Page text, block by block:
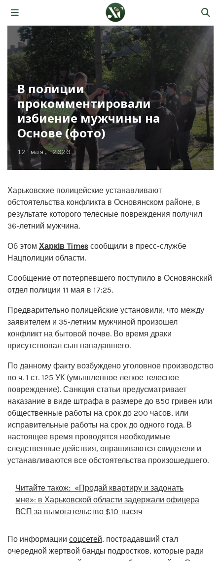
В полиции
прокомментировали
избиение мужчины на
Основе (фото)
12 мая, 2020
Харьковские полицейские устанавливают
обстоятельства конфликта в Основянском районе, в
результате которого телесные повреждения получил
36-летний мужчина.
Об этом Харків Times сообщили в пресс-службе
Нацполиции области.
Сообщение от потерпевшего поступило в Основянский
отдел полиции 11 мая в 17:25.
Предварительно полицейские установили, что между
заявителем и 35-летним мужчиной произошел
конфликт на бытовой почве. Во время драки
присутствовал сын нападавшего.
По данному факту возбуждено уголовное производство
по ч. 1 ст. 125 УК (умышленное легкое телесное
повреждение). Санкция статьи предусматривает
наказание в виде штрафа в размере до 850 гривен или
общественные работы на срок до 200 часов, или
исправительные работы на срок до одного года. В
настоящее время проводятся необходимые
следственные действия, опрашиваются свидетели и
устанавливаются все обстоятельства произошедшего.
Читайте також: «Продай квартиру и задонать
мне»: в Харьковской области задержали офицера
ВСП за вымогательство $10 тысяч
По информации соцсетей, пострадавший стал
очередной жертвой банды подростков, которые ради